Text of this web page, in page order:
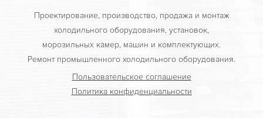
Проектирование, производство, продажа и монтаж
холодильного оборудования, установок,
морозильных камер, машин и комплектующих.
Ремонт промышленного холодильного оборудования.
Пользовательское соглашение
Политика конфиденциальности